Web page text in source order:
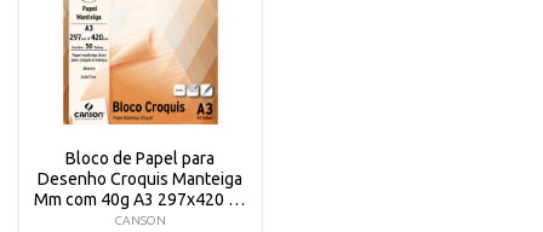
Bloco de Papel para
Desenho Croquis Manteiga
Mm com 40g A3 297x420 50
Folhas Canson 66667047
CANSON